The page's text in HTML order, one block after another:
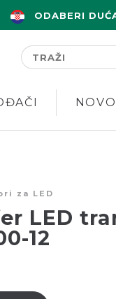
ODABERI
za LED
LED
12